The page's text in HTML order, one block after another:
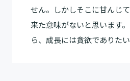
せん。しかしそこに甘んじ
来た意味がないと思います
ら、成長には貪欲でありたい